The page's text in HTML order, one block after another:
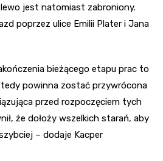
jest natomiast zabroniony.
poprzez ulice Emilii Plater i Jana
bieżącego etapu prac to
powinna zostać przywrócona
przed rozpoczęciem tych
że dołoży wszelkich starań, aby
– dodaje Kacper